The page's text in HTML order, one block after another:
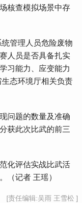
核查模拟场景中存
管理人员危险废物
人员是否具备扎实
习能力、应变能力
态环境厅相关负责
问题的数量及准确
获此次比武的前三
化评估实战比武活
（记者 王瑶）
[责任编辑:吴雨 王雪松 ]